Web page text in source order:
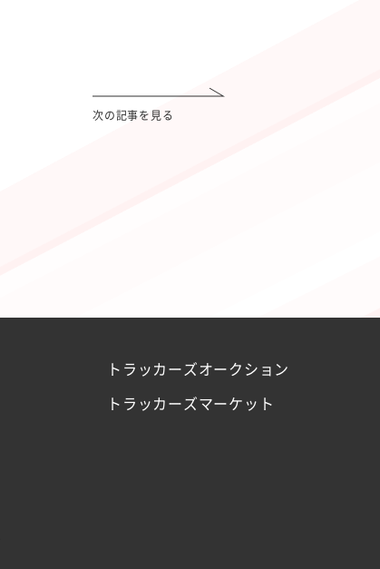
次の記事を見る
トラッカーズオークション
トラッカーズマーケット